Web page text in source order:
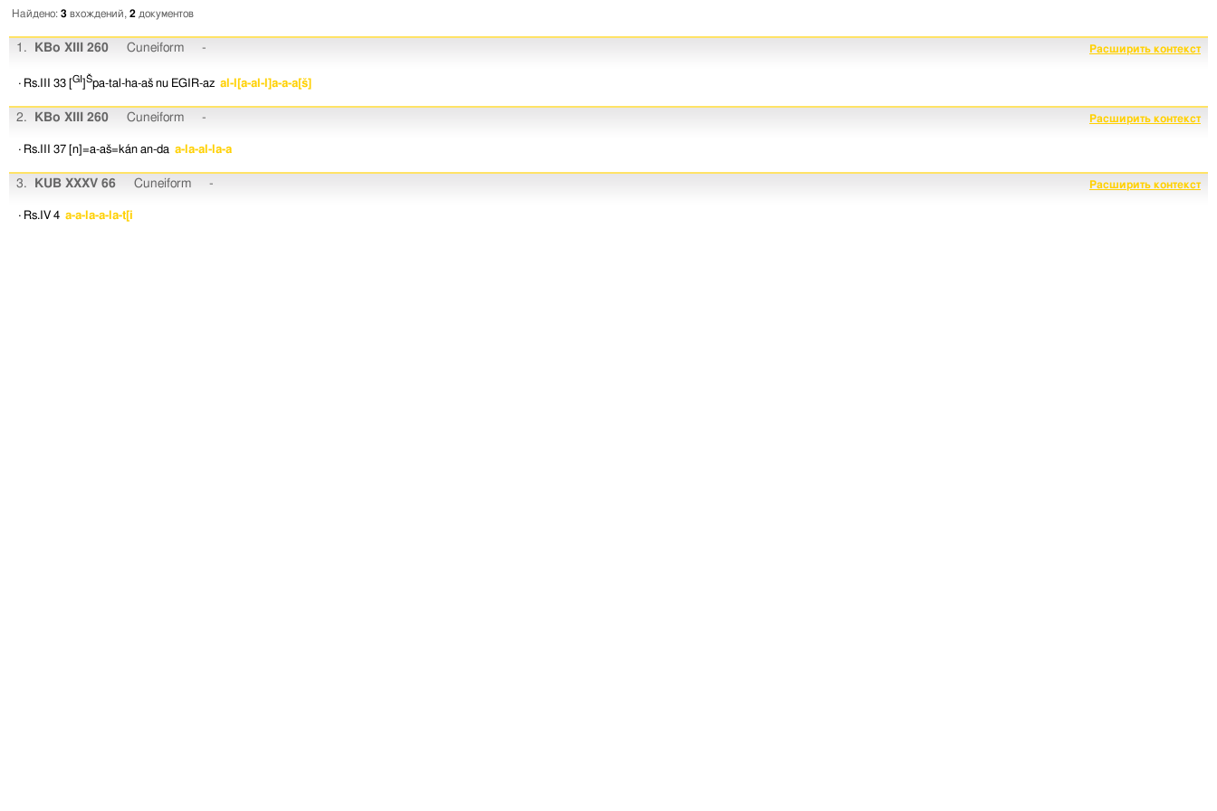
Найдено: 3 вхождений, 2 документов
1. KBo XIII 260 Cuneiform - Расширить контекст
· Rs.III 33 GI Špa-tal-ha-aš nu EGIR-az al-l[a-al-l]a-a-a[š]
2. KBo XIII 260 Cuneiform - Расширить контекст
· Rs.III 37 [n]=a-aš=kán an-da a-la-al-la-a
3. KUB XXXV 66 Cuneiform - Расширить контекст
· Rs.IV 4 a-a-la-a-la-t[i